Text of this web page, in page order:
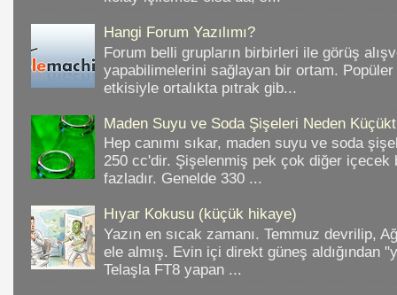
Hangi Forum Yazılımı?
Forum belli grupların birbirleri ile görüş
yapabilimelerini sağlayan bir ortam. Popüler
etkisiyle ortalıkta pıtrak gib...
Maden Suyu ve Soda Şişeleri Neden
Hep canımı sıkar, maden suyu ve soda
250 cc'dir. Şişelenmiş pek çok diğer içecek
fazladır. Genelde 330 ...
Hıyar Kokusu (küçük hikaye)
Yazın en sıcak zamanı. Temmuz devrilip,
ele almış. Evin içi direkt güneş aldığından
Telaşla FT8 yapan ...